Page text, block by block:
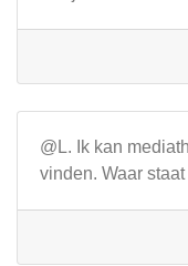
@L. Ik kan
vinden. Waar